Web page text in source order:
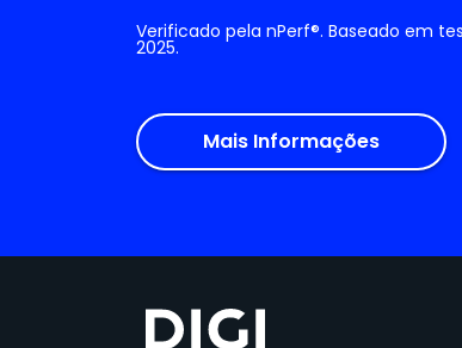
Verificado pela nPerf®. Baseado em
2025.
Mais Informações